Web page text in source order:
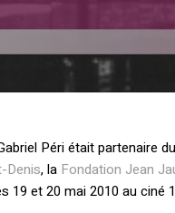
Péri était partenaire
Denis, la Fondation Jean
19 et 20 mai 2010 au ciné